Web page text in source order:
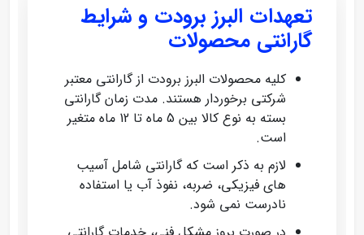
تعهدات البرز برودت و شرایط
گارانتی محصولات
کلیه محصولات البرز برودت از گارانتی معتبر
شرکتی برخوردار هستند. مدت زمان گارانتی
بسته به نوع کالا بین 5 ماه تا 12 ماه متغیر
است.
لازم به ذکر است که گارانتی شامل آسیب‌
های فیزیکی، ضربه، نفوذ آب یا استفاده
نادرست نمی‌ شود.